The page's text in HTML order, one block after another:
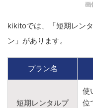
画
kikitoでは、「短期レン
ン」があります。
プラン名
短期レンタルプ
使
位